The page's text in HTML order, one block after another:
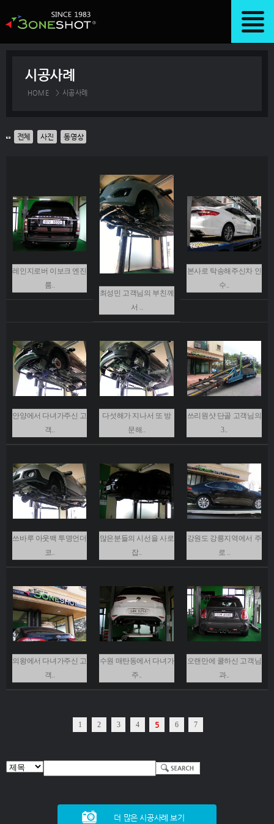
시공사례
HOME > 시공사례
전체 사진 동영상
레인지로버 이보크 엔진
룸..
최성민 고객님의 부친께
서 ..
본사로 탁송해주신차 인
수..
안양에서 다녀가주신 고
객..
다섯해가 지나서 또 방
문해..
쓰리원샷 단골 고객님의
3..
쓰바루 아웃백 투명언더
코..
많은분들의 시선을 사로
잡..
강원도 강릉지역에서 주
로 ..
의왕에서 다녀가주신 고
객..
수원 매탄동에서 다녀가
주..
오랜만에 쿨하신 고객님
과..
1 2 3 4 5 6 7
더 많은 시공사례 보기